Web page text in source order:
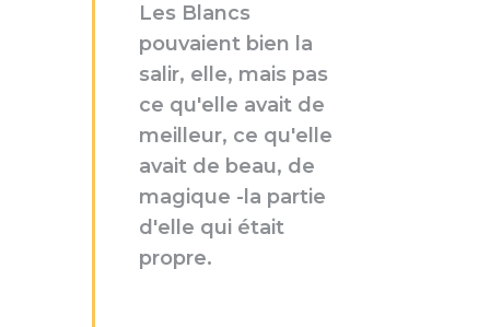
Les Blancs
pouvaient bien la
salir, elle, mais pas
ce qu'elle avait de
meilleur, ce qu'elle
avait de beau, de
magique -la partie
d'elle qui était
propre.